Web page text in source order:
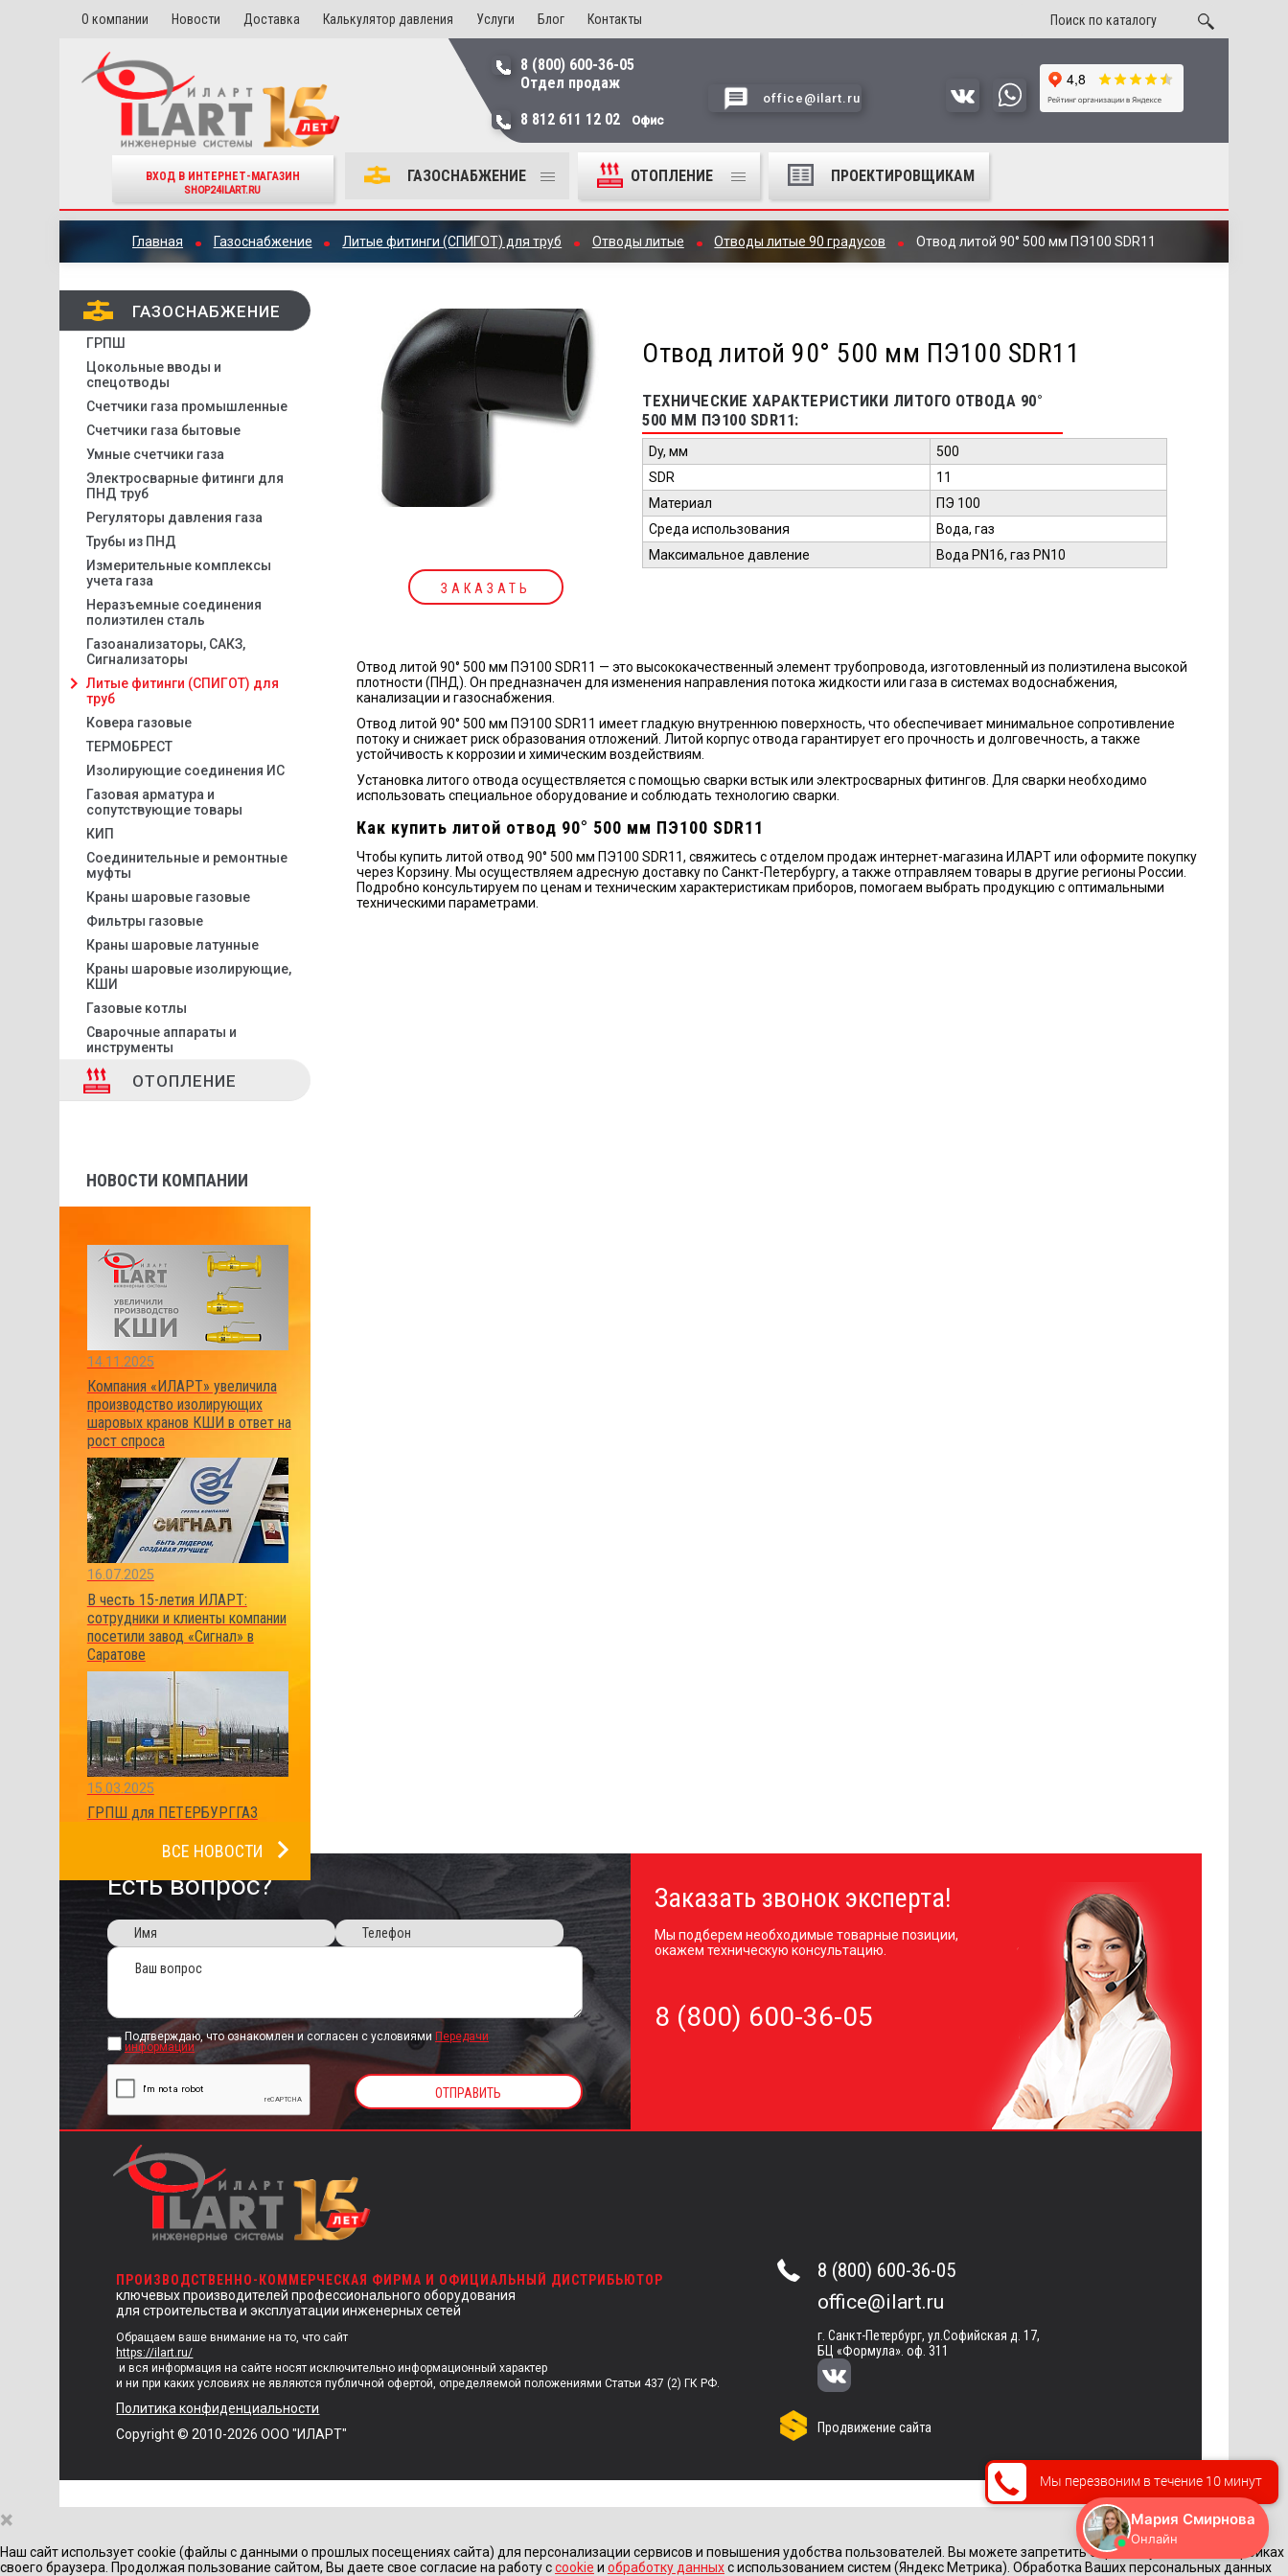
О компании Новости Доставка Калькулятор давления Услуги Блог Контакты
ВХОД В ИНТЕРНЕТ-МАГАЗИН
SHOP24ILART.RU
8 (800) 600-36-05
Отдел продаж
8 812 611 12 02
Офис
office@ilart.ru
ГАЗОСНАБЖЕНИЕ ОТОПЛЕНИЕ ПРОЕКТИРОВЩИКАМ
Главная Газоснабжение Литые фитинги (СПИГОТ) для труб Отводы литые Отводы литые 90 градусов Отвод литой 90° 500 мм ПЭ100 SDR11
ГАЗОСНАБЖЕНИЕ
ГРПШ
Цокольные вводы и
спецотводы
Счетчики газа промышленные
Счетчики газа бытовые
Умные счетчики газа
Электросварные фитинги для
ПНД труб
Регуляторы давления газа
Трубы из ПНД
Измерительные комплексы
учета газа
Неразъемные соединения
полиэтилен сталь
Газоанализаторы, САКЗ,
Сигнализаторы
Литые фитинги (СПИГОТ) для
труб
Ковера газовые
ТЕРМОБРЕСТ
Изолирующие соединения ИС
Газовая арматура и
сопутствующие товары
КИП
Соединительные и ремонтные
муфты
Краны шаровые газовые
Фильтры газовые
Краны шаровые латунные
Краны шаровые изолирующие,
КШИ
Газовые котлы
Сварочные аппараты и
инструменты
ОТОПЛЕНИЕ
НОВОСТИ КОМПАНИИ
14.11.2025
Компания «ИЛАРТ» увеличила
производство изолирующих
шаровых кранов КШИ в ответ на
рост спроса
16.07.2025
В честь 15-летия ИЛАРТ:
сотрудники и клиенты компании
посетили завод «Сигнал» в
Саратове
15.03.2025
ГРПШ для ПЕТЕРБУРГГАЗ
ВСЕ НОВОСТИ
ЗАКАЗАТЬ
Отвод литой 90° 500 мм ПЭ100 SDR11
ТЕХНИЧЕСКИЕ ХАРАКТЕРИСТИКИ ЛИТОГО ОТВОДА 90°
500 ММ ПЭ100 SDR11:
Dy, мм
500
SDR
11
Материал
ПЭ 100
Среда использования
Вода, газ
Максимальное давление
Вода PN16, газ PN10
Отвод литой 90° 500 мм ПЭ100 SDR11 — это высококачественный элемент трубопровода, изготовленный из полиэтилена высокой
плотности (ПНД). Он предназначен для изменения направления потока жидкости или газа в системах водоснабжения,
канализации и газоснабжения.
Отвод литой 90° 500 мм ПЭ100 SDR11 имеет гладкую внутреннюю поверхность, что обеспечивает минимальное сопротивление
потоку и снижает риск образования отложений. Литой корпус отвода гарантирует его прочность и долговечность, а также
устойчивость к коррозии и химическим воздействиям.
Установка литого отвода осуществляется с помощью сварки встык или электросварных фитингов. Для сварки необходимо
использовать специальное оборудование и соблюдать технологию сварки.
Как купить литой отвод 90° 500 мм ПЭ100 SDR11
Чтобы купить литой отвод 90° 500 мм ПЭ100 SDR11, свяжитесь с отделом продаж интернет-магазина ИЛАРТ или оформите покупку
через Корзину. Мы осуществляем адресную доставку по Санкт-Петербургу, а также отправляем товары в другие регионы России.
Подробно консультируем по ценам и техническим характеристикам приборов, помогаем выбрать продукцию с оптимальными
техническими параметрами.
Есть вопрос?
Подтверждаю, что ознакомлен и согласен с условиями Передачи
информации
Заказать звонок эксперта!
Мы подберем необходимые товарные позиции,
окажем техническую консультацию.
8 (800) 600-36-05
ПРОИЗВОДСТВЕННО-КОММЕРЧЕСКАЯ ФИРМА И ОФИЦИАЛЬНЫЙ ДИСТРИБЬЮТОР
ключевых производителей профессионального оборудования
для строительства и эксплуатации инженерных сетей
Обращаем ваше внимание на то, что сайт
https://ilart.ru/
и вся информация на сайте носят исключительно информационный характер
и ни при каких условиях не являются публичной офертой, определяемой положениями Статьи 437 (2) ГК РФ.
Политика конфиденциальности
Copyright © 2010-2026 ООО "ИЛАРТ"
8 (800) 600-36-05
office@ilart.ru
г. Санкт-Петербург, ул.Софийская д. 17,
БЦ «Формула». оф. 311
Продвижение сайта
×
Наш сайт использует cookie (файлы с данными о прошлых посещениях сайта) для персонализации сервисов и повышения удобства пользователей. Вы можете запретить обработку cookie в настройках
своего браузера. Продолжая пользование сайтом, Вы даете свое согласие на работу сcookie и обработку данныхс использованием систем (Яндекс Метрика). Обработка Ваших персональных данных
Мы перезвоним в течение 10 минут